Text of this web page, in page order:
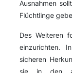
Ausnahmen
Flüchtlinge
Des Weiteren
einzurichten.
sicheren